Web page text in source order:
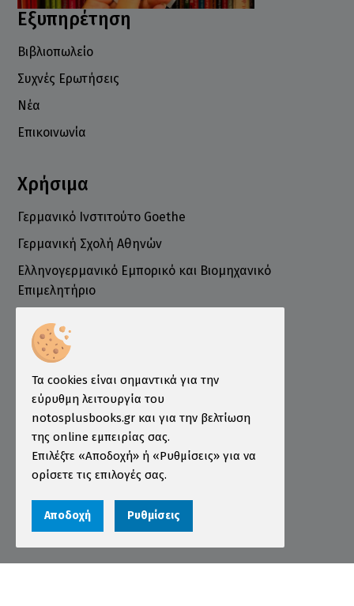
Εξυπηρέτηση
Βιβλιοπωλείο
Συχνές Ερωτήσεις
Νέα
Επικοινωνία
Χρήσιμα
Γερμανικό Ινστιτούτο Goethe
Γερμανική Σχολή Αθηνών
Ελληνογερμανικό Εμπορικό και Βιομηχανικό
Επιμελητήριο
Πληροφορίες
Τρόποι Πληρωμής
Τρόποι Αποστολής
Εγγύηση - Επιστροφές
Όροι χρήσης
Προστασία Προσωπικών Δεδομένων
Cookies
Τα cookies είναι σημαντικά για την
εύρυθμη λειτουργία του
notosplusbooks.gr και για την βελτίωση
της online εμπειρίας σας.
Επιλέξτε «Αποδοχή» ή «Ρυθμίσεις» για να
ορίσετε τις επιλογές σας.
Αποδοχή Ρυθμίσεις